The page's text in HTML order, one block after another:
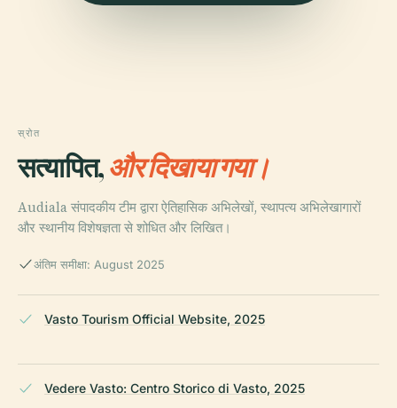
स्रोत
सत्यापित,और दिखाया गया।
Audiala संपादकीय टीम द्वारा ऐतिहासिक अभिलेखों, स्थापत्य अभिलेखागारों
और स्थानीय विशेषज्ञता से शोधित और लिखित।
अंतिम समीक्षा: August 2025
Vasto Tourism Official Website, 2025
Vedere Vasto: Centro Storico di Vasto, 2025